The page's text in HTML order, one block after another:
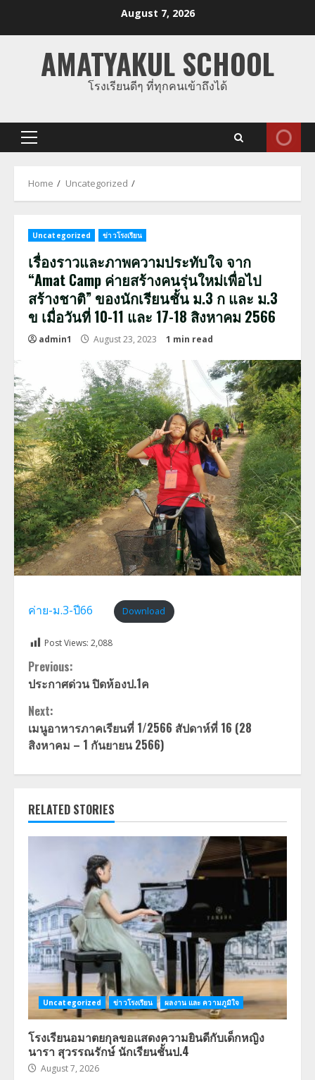
August 7, 2026
AMATYAKUL SCHOOL
โรงเรียนดีๆ ที่ทุกคนเข้าถึงได้
Primary
Home Uncategorized
Uncategorized ข่าวโรงเรียน
เรื่องราวและภาพความประทับใจ จาก
“Amat Camp ค่ายสร้างคนรุ่นใหม่เพื่อไป
สร้างชาติ” ของนักเรียนชั้น ม.3 ก และ ม.3
ข เมื่อวันที่ 10-11 และ 17-18 สิงหาคม 2566
admin1 August 23, 2023 1 min read
ค่าย-ม.3-ปี66 Download
Post Views: 2,088
Continue
Reading
Previous:
ประกาศด่วน ปิดห้องป.1ค
Next:
เมนูอาหารภาคเรียนที่ 1/2566 สัปดาห์ที่ 16 (28
สิงหาคม – 1 กันยายน 2566)
RELATED STORIES
Uncategorized ข่าวโรงเรียน ผลงาน และ ความภูมิใจ
โรงเรียนอมาตยกุลขอแสดงความยินดีกับเด็กหญิง
นารา สุวรรณรักษ์ นักเรียนชั้นป.4
August 7, 2026